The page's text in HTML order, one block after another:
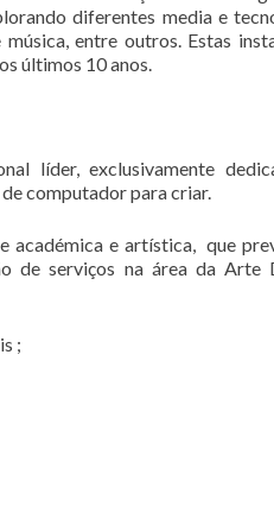
diferentes media e
entre outros. Estas
últimos 10 anos.
líder, exclusivamente
computador para criar.
académica e artística, que
de serviços na área da Arte
;